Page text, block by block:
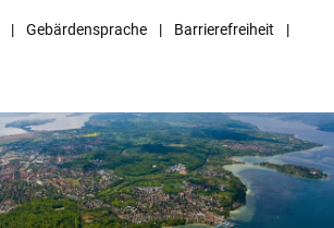
Gebärdensprache Barrierefreiheit